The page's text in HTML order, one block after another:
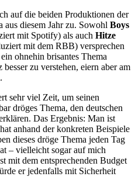
auf die beiden Produktionen der
diesem Jahr zu. Sowohl Boys
mit Spotify) als auch Hitze
mit dem RBB) versprechen
ohnehin brisantes Thema
zu verstehen, eiern aber am
sehr viel Zeit, um seinen
dröges Thema, den deutschen
Das Ergebnis: Man ist
hat anhand der konkreten Beispiele
dieses dröge Thema jeden Tag
– vielleicht sogar auf mich
mit dem entsprechenden Budget
er jedenfalls mit Sicherheit